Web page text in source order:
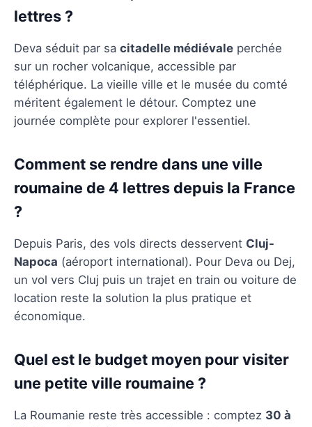
lettres ?
Deva séduit par sa citadelle médiévale perchée
sur un rocher volcanique, accessible par
téléphérique. La vieille ville et le musée du comté
méritent également le détour. Comptez une
journée complète pour explorer l'essentiel.
Comment se rendre dans une ville
roumaine de 4 lettres depuis la France
?
Depuis Paris, des vols directs desservent Cluj-
Napoca (aéroport international). Pour Deva ou Dej,
un vol vers Cluj puis un trajet en train ou voiture de
location reste la solution la plus pratique et
économique.
Quel est le budget moyen pour visiter
une petite ville roumaine ?
La Roumanie reste très accessible : comptez 30 à